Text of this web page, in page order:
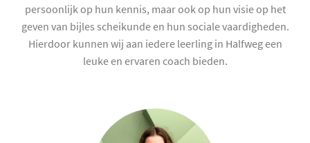
persoonlijk op hun kennis, maar ook op hun visie op het
geven van bijles scheikunde en hun sociale vaardigheden.
Hierdoor kunnen wij aan iedere leerling in Halfweg een
leuke en ervaren coach bieden.